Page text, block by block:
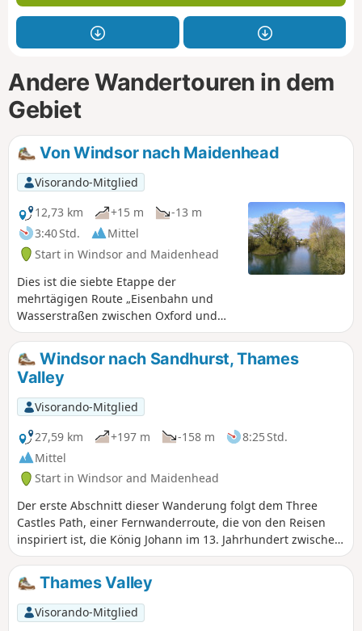
Andere Wandertouren in dem
Gebiet
Von Windsor nach Maidenhead
Visorando-Mitglied
12,73 km
+15 m
-13 m
3:40 Std.
Mittel
Start in Windsor and Maidenhead
Dies ist die siebte Etappe der
mehrtägigen Route „Eisenbahn und
Wasserstraßen zwischen Oxford und
London“. Diese Wanderung führt am
Windsor Castle vorbei, schlängelt sich
dann durch die Auen, vorbei an einer
einsamen Kirche und dem olympischen
Rudersee, bevor sie das bekannte Dorf
Bray erreicht und anschließend dem
Cut bis nach Maidenhead folgt. Da es
sich um eine kurze Etappe handelt,
bleibt reichlich Zeit, um dienstags,
donnerstags und samstags ab 10:45
Uhr die Wachablösung zu beobachten
und einen Blick auf den olympischen
Ruder-See des Eton College zu werfen.
Windsor nach Sandhurst, Thames
Valley
Visorando-Mitglied
27,59 km
+197 m -158 m
8:25 Std.
Mittel
Start in Windsor and Maidenhead
Der erste Abschnitt dieser Wanderung folgt dem Three
Castles Path, einer Fernwanderroute, die von den Reisen
inspiriert ist, die König Johann im 13. Jahrhundert zwischen
seinen Burgen in Windsor, Odiham und Winchester
unternahm.
Thames Valley
Visorando-Mitglied